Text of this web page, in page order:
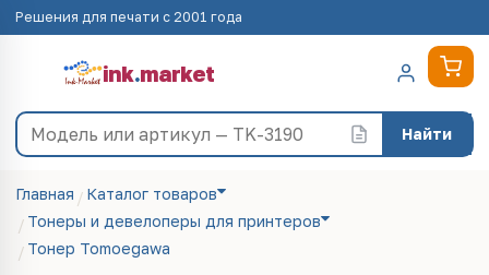
Решения для печати с 2001 года
ink.market
Найти
Главная
Каталог товаров
Тонеры и девелоперы для принтеров
Тонер Tomoegawa